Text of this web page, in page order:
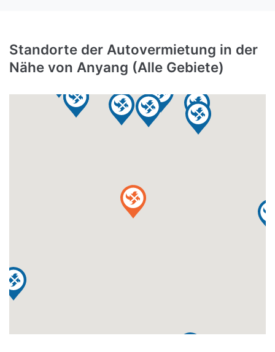
Standorte der Autovermietung in der
Nähe von Anyang (Alle Gebiete)